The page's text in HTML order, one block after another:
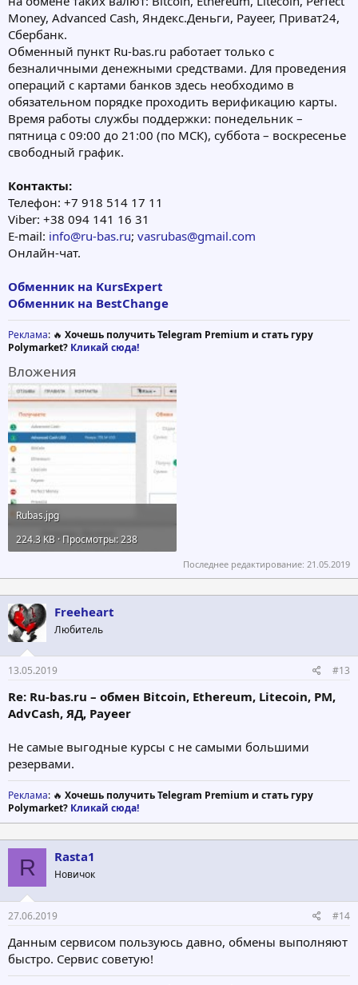
Money, Advanced Cash, Яндекс.Деньги, Payeer, Приват24,
Сбербанк.
Обменный пункт Ru-bas.ru работает только с
безналичными денежными средствами. Для проведения
операций с картами банков здесь необходимо в
обязательном порядке проходить верификацию карты.
Время работы службы поддержки: понедельник –
пятница с 09:00 до 21:00 (по МСК), суббота – воскресенье
свободный график.
Контакты:
Телефон: ‎+7 918 514 17 11
Viber: ‎+38 094 141 16 31
E-mail: info@ru-bas.ru; vasrubas@gmail.com
Онлайн-чат.
Обменник на KursExpert
Обменник на BestChange
Реклама: 🔥 Хочешь получить Telegram Premium и стать гуру
Polymarket? Кликай сюда!
Вложения
Rubas.jpg
224.3 KB · Просмотры: 238
Последнее редактирование: 21.05.2019
Freeheart
Любитель
13.05.2019 #13
Re: Ru-bas.ru – обмен Bitcoin, Ethereum, Litecoin, PM,
AdvCash, ЯД, Payeer
Не самые выгодные курсы с не самыми большими
резервами.
Реклама: 🔥 Хочешь получить Telegram Premium и стать гуру
Polymarket? Кликай сюда!
R Rasta1
Новичок
27.06.2019 #14
Данным сервисом пользуюсь давно, обмены выполняют
быстро. Сервис советую!